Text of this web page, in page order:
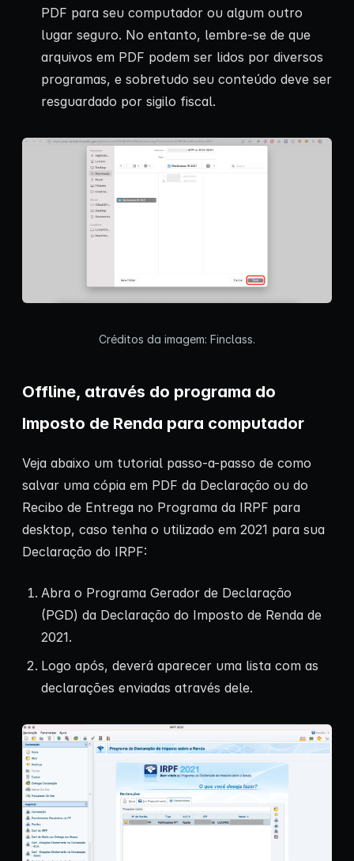
PDF para seu computador ou algum outro
lugar seguro. No entanto, lembre-se de que
arquivos em PDF podem ser lidos por diversos
programas, e sobretudo seu conteúdo deve ser
resguardado por sigilo fiscal.
Créditos da imagem: Finclass.
Offline, através do programa do
Imposto de Renda para computador
Veja abaixo um tutorial passo-a-passo de como
salvar uma cópia em PDF da Declaração ou do
Recibo de Entrega no Programa da IRPF para
desktop, caso tenha o utilizado em 2021 para sua
Declaração do IRPF:
Abra o Programa Gerador de Declaração
(PGD) da Declaração do Imposto de Renda de
2021.
Logo após, deverá aparecer uma lista com as
declarações enviadas através dele.